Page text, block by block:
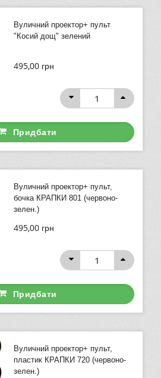
Вуличний проектор+ пульт
"Косий дощ" зелений
495,00 грн
Придбати
Вуличний проектор+ пульт,
бочка КРАПКИ 801 (червоно-
зелен.)
495,00 грн
Придбати
Вуличний проектор+ пульт,
пластик КРАПКИ 720 (червоно-
зелен.)